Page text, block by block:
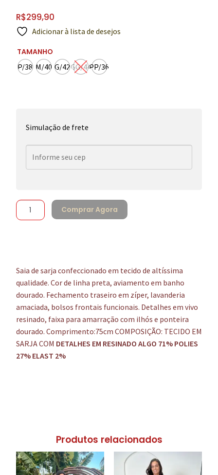
R$299,90
Adicionar à lista de desejos
TAMANHO
P/38 M/40 G/42GG/44PP/36
Simulação de frete
Comprar Agora
Saia de sarja confeccionado em tecido de altíssima
qualidade. Cor de linha preta, aviamento em banho
dourado. Fechamento traseiro em zíper, lavanderia
amaciada, bolsos frontais funcionais. Detalhes em vivo
resinado, faixa para amarração com ilhós e ponteira
dourado. Comprimento:75cm COMPOSIÇÃO: TECIDO EM
SARJA COM DETALHES EM RESINADO ALGO 71% POLIES
27% ELAST 2%
Produtos relacionados